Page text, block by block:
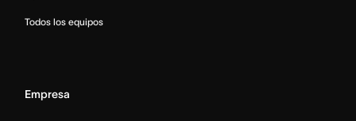
Todos los equipos
Empresa